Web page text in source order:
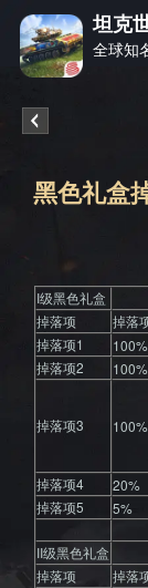
坦克
全球知
黑色礼盒
I级黑色礼盒
掉落项
掉落
掉落项1
100%
掉落项2
100%
掉落项3 100%
掉落项4
20%
掉落项5
5%
II级黑色礼盒
掉落项
掉落